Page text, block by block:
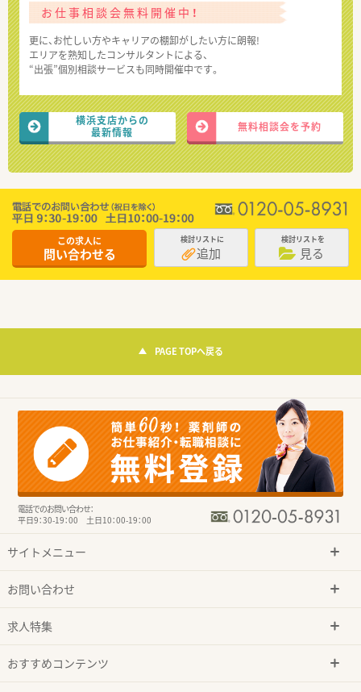
お仕事相談会無料開催中！
更に、お忙しい方やキャリアの棚卸がしたい方に朗報!
エリアを熟知したコンサルタントによる、
“出張”個別相談サービスも同時開催中です。
横浜支店からの
最新情報
無料相談会を予約
この求人に
問い合わせる
検討リストに
追加
検討リストを
見る
PAGE TOPへ戻る
電話でのお問い合わせ：
平日9：30-19：00 土日10：00-19：00
サイトメニュー
お問い合わせ
求人特集
おすすめコンテンツ